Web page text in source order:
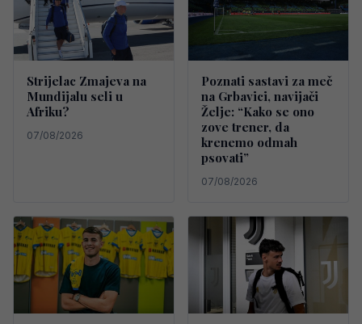
Strijelac Zmajeva na
Mundijalu seli u
Afriku?
07/08/2026
Poznati sastavi za meč
na Grbavici, navijači
Želje: “Kako se ono
zove trener, da
krenemo odmah
psovati”
07/08/2026